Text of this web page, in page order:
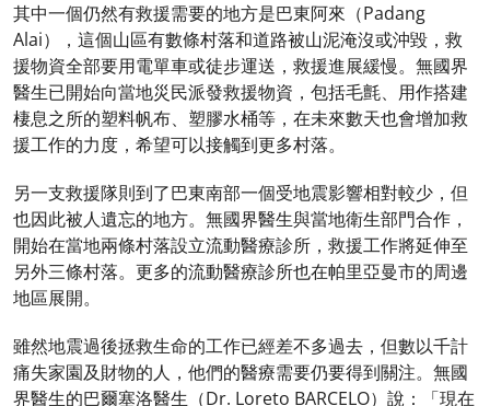
其中一個仍然有救援需要的地方是巴東阿來（Padang
Alai），這個山區有數條村落和道路被山泥淹沒或沖毀，救
援物資全部要用電單車或徒步運送，救援進展緩慢。無國界
醫生已開始向當地災民派發救援物資，包括毛氈、用作搭建
棲息之所的塑料帆布、塑膠水桶等，在未來數天也會增加救
援工作的力度，希望可以接觸到更多村落。
另一支救援隊則到了巴東南部一個受地震影響相對較少，但
也因此被人遺忘的地方。無國界醫生與當地衛生部門合作，
開始在當地兩條村落設立流動醫療診所，救援工作將延伸至
另外三條村落。更多的流動醫療診所也在帕里亞曼市的周邊
地區展開。
雖然地震過後拯救生命的工作已經差不多過去，但數以千計
痛失家園及財物的人，他們的醫療需要仍要得到關注。無國
界醫生的巴爾塞洛醫生（Dr. Loreto BARCELO）說：「現在